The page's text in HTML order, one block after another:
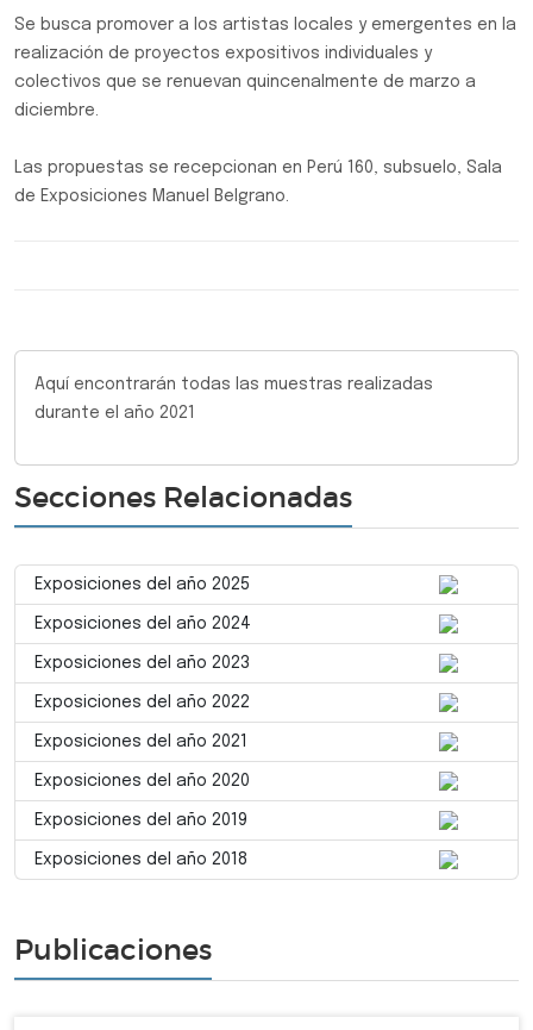
Se busca promover a los artistas locales y emergentes en la
realización de proyectos expositivos individuales y
colectivos que se renuevan quincenalmente de marzo a
diciembre.
Las propuestas se recepcionan en Perú 160, subsuelo, Sala
de Exposiciones Manuel Belgrano.
Aquí encontrarán todas las muestras realizadas
durante el año 2021
Secciones Relacionadas
Exposiciones del año 2025
Exposiciones del año 2024
Exposiciones del año 2023
Exposiciones del año 2022
Exposiciones del año 2021
Exposiciones del año 2020
Exposiciones del año 2019
Exposiciones del año 2018
Publicaciones